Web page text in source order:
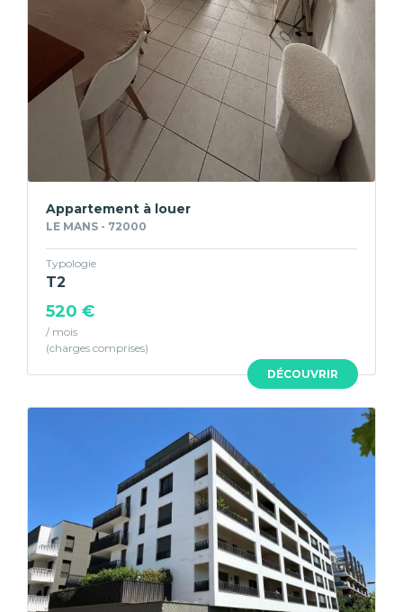
DÉCOUVRIR
Appartement à louer
LE MANS - 72000
Typologie
T2
520 €
/ mois